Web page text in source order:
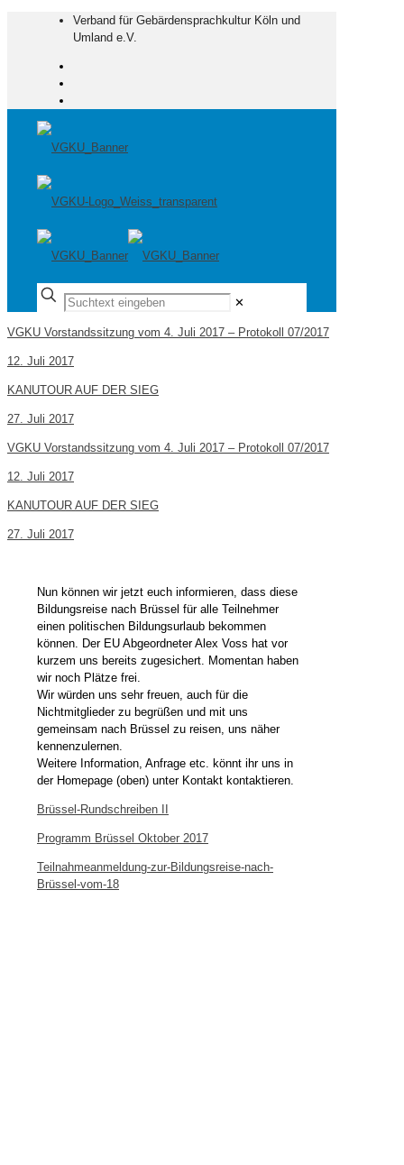
Verband für Gebärdensprachkultur Köln und
Umland e.V.
✕
VGKU Vorstandssitzung vom 4. Juli 2017 – Protokoll 07/2017
12. Juli 2017
KANUTOUR AUF DER SIEG
27. Juli 2017
VGKU Vorstandssitzung vom 4. Juli 2017 – Protokoll 07/2017
12. Juli 2017
KANUTOUR AUF DER SIEG
27. Juli 2017
Nun können wir jetzt euch informieren, dass diese
Bildungsreise nach Brüssel für alle Teilnehmer
einen politischen Bildungsurlaub bekommen
können. Der EU Abgeordneter Alex Voss hat vor
kurzem uns bereits zugesichert. Momentan haben
wir noch Plätze frei.
Wir würden uns sehr freuen, auch für die
Nichtmitglieder zu begrüßen und mit uns
gemeinsam nach Brüssel zu reisen, uns näher
kennenzulernen.
Weitere Information, Anfrage etc. könnt ihr uns in
der Homepage (oben) unter Kontakt kontaktieren.
Brüssel-Rundschreiben II
Programm Brüssel Oktober 2017
Teilnahmeanmeldung-zur-Bildungsreise-nach-
Brüssel-vom-18